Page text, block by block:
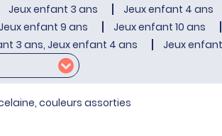
Jeux enfant 3 ans Jeux enfant 4 ans
enfant 9 ans Jeux enfant 10 ans
3 ans, Jeux enfant 4 ans Jeux
couleurs assorties